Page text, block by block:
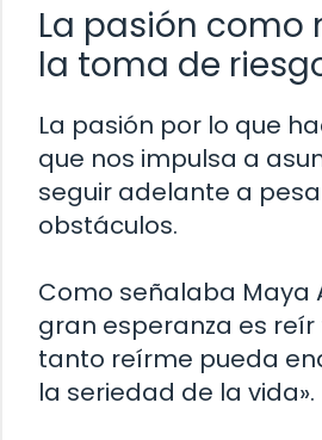
La pasión como
la toma de
La pasión por lo que
que nos impulsa a
seguir adelante a
obstáculos.
Como señalaba Maya
gran esperanza es
tanto reírme pueda
la seriedad de la vida».